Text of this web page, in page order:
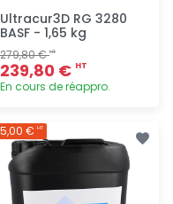
Ultracur3D RG 3280
BASF - 1,65 kg
279,80 €HT
239,80 € HT
En cours de réappro.
rapide
€ HT